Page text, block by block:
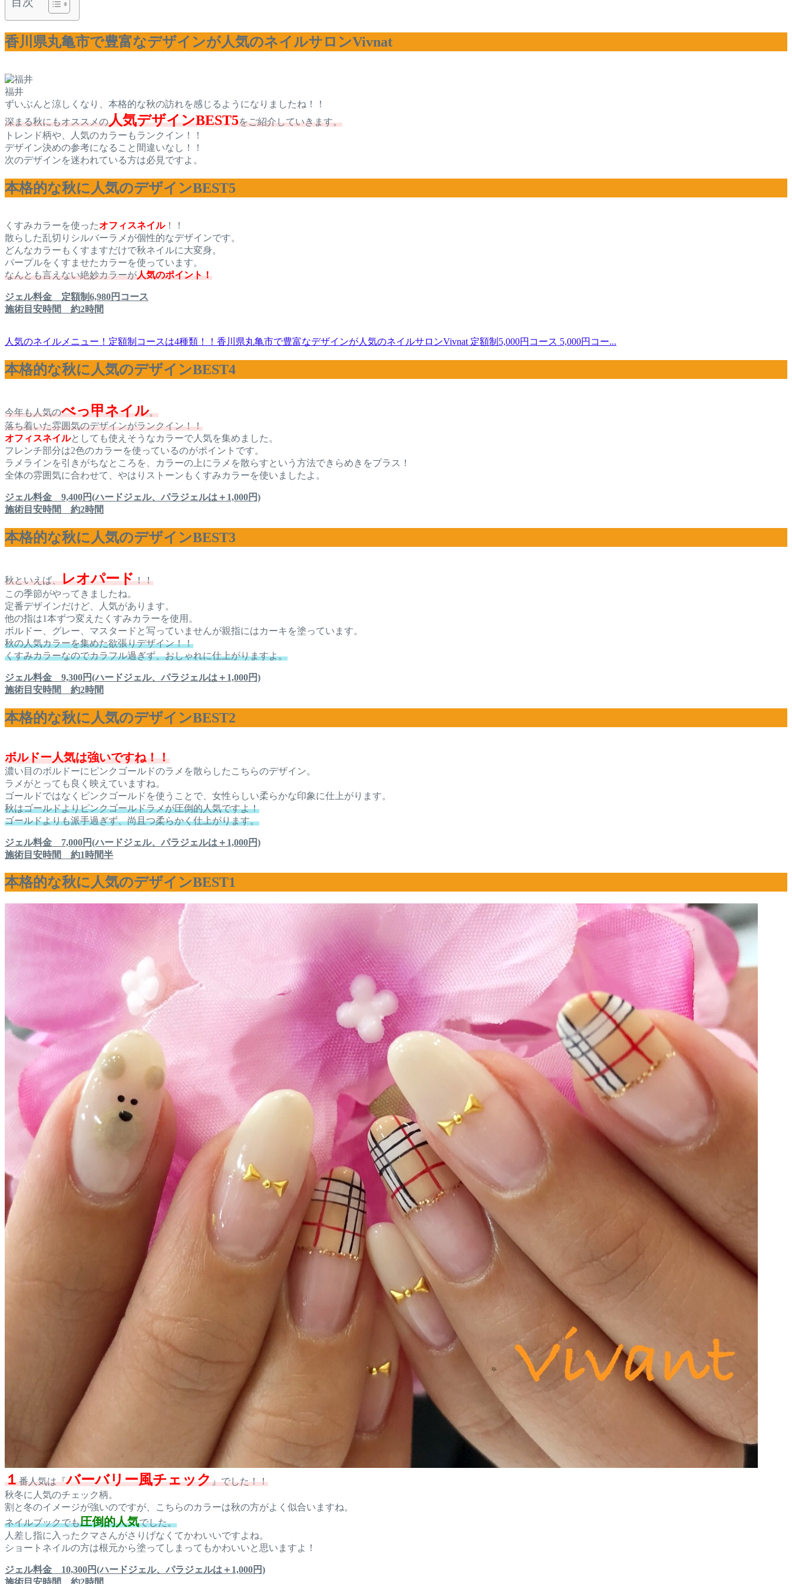
香川県丸亀市で豊富なデザインが人気のネイルサロンVivnat
福井
ずいぶんと涼しくなり、本格的な秋の訪れを感じるようになりましたね！！
深まる秋にもオススメの人気デザインBEST5をご紹介していきます。
トレンド柄や、人気のカラーもランクイン！！
デザイン決めの参考になること間違いなし！！
次のデザインを迷われている方は必見ですよ。
本格的な秋に人気のデザインBEST5
くすみカラーを使ったオフィスネイル！！
散らした乱切りシルバーラメが個性的なデザインです。
どんなカラーもくすますだけで秋ネイルに大変身。
パープルをくすませたカラーを使っています。
なんとも言えない絶妙カラーが人気のポイント！
ジェル料金 定額制6,980円コース
施術目安時間 約2時間
人気のネイルメニュー！定額制コースは4種類！！ 香川県丸亀市で豊富なデザインが人気のネイルサロンVivnat 定額制5,000円コース 5,000円コー...
本格的な秋に人気のデザインBEST4
今年も人気のべっ甲ネイル。
落ち着いた雰囲気のデザインがランクイン！！
オフィスネイルとしても使えそうなカラーで人気を集めました。
フレンチ部分は2色のカラーを使っているのがポイントです。
ラメラインを引きがちなところを、カラーの上にラメを散らすという方法できらめきをプラス！
全体の雰囲気に合わせて、やはりストーンもくすみカラーを使いましたよ。
ジェル料金 9,400円(ハードジェル、パラジェルは＋1,000円)
施術目安時間 約2時間
本格的な秋に人気のデザインBEST3
秋といえば、レオパード！！
この季節がやってきましたね。
定番デザインだけど、人気があります。
他の指は1本ずつ変えたくすみカラーを使用。
ボルドー、グレー、マスタードと写っていませんが親指にはカーキを塗っています。
秋の人気カラーを集めた欲張りデザイン！！
くすみカラーなのでカラフル過ぎず、おしゃれに仕上がりますよ。
ジェル料金 9,300円(ハードジェル、パラジェルは＋1,000円)
施術目安時間 約2時間
本格的な秋に人気のデザインBEST2
ボルドー人気は強いですね！！
濃い目のボルドーにピンクゴールドのラメを散らしたこちらのデザイン。
ラメがとっても良く映えていますね。
ゴールドではなくピンクゴールドを使うことで、女性らしい柔らかな印象に仕上がります。
秋はゴールドよりピンクゴールドラメが圧倒的人気ですよ！
ゴールドよりも派手過ぎず、尚且つ柔らかく仕上がります。
ジェル料金 7,000円(ハードジェル、パラジェルは＋1,000円)
施術目安時間 約1時間半
本格的な秋に人気のデザインBEST1
１番人気は『バーバリー風チェック』でした！！
秋冬に人気のチェック柄。
割と冬のイメージが強いのですが、こちらのカラーは秋の方がよく似合いますね。
ネイルブックでも圧倒的人気でした。
人差し指に入ったクマさんがさりげなくてかわいいですよね。
ショートネイルの方は根元から塗ってしまってもかわいいと思いますよ！
ジェル料金 10,300円(ハードジェル、パラジェルは＋1,000円)